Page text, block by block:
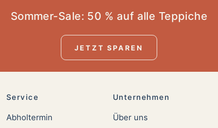
Sommer-Sale: 50 % auf alle Teppiche
JETZT SPAREN
Service
Abholtermin
Unternehmen
Über uns